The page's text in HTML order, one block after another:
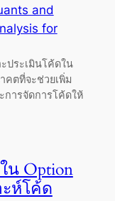
and
for
ประเมินโค้ดใน
คตที่จะช่วยเพิ่ม
การจัดการโค้ดให้
น Option
ะห์โค้ด